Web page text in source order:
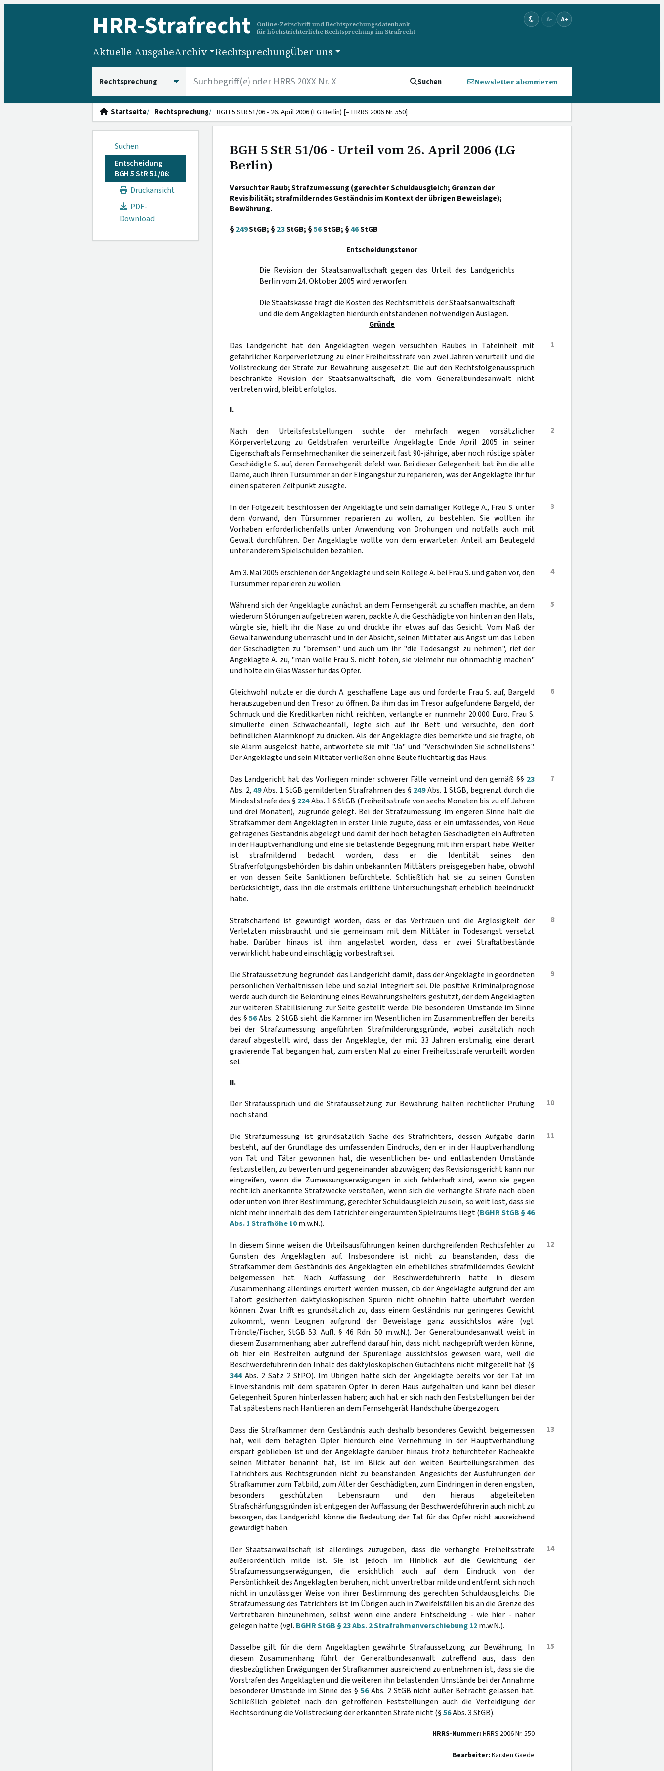
HRR-Strafrecht
Online-Zeitschrift und Rechtsprechungsdatenbank
für höchstrichterliche Rechtsprechung im Strafrecht
A- A+
Aktuelle AusgabeArchiv RechtsprechungÜber uns
Suchen Newsletter abonnieren
Startseite Rechtsprechung BGH 5 StR 51/06 - 26. April 2006 (LG Berlin) [= HRRS 2006 Nr. 550]
Suchen
Entscheidung
BGH 5 StR 51/06:
Druckansicht
PDF-
Download
BGH 5 StR 51/06 - Urteil vom 26. April 2006 (LG
Berlin)
Versuchter Raub; Strafzumessung (gerechter Schuldausgleich; Grenzen der
Revisibilität; strafmilderndes Geständnis im Kontext der übrigen Beweislage);
Bewährung.
§249StGB; §23StGB; §56StGB; §46StGB
Entscheidungstenor
Die Revision der Staatsanwaltschaft gegen das Urteil des Landgerichts
Berlin vom 24. Oktober 2005 wird verworfen.
Die Staatskasse trägt die Kosten des Rechtsmittels der Staatsanwaltschaft
und die dem Angeklagten hierdurch entstandenen notwendigen Auslagen.
Gründe
1
Das Landgericht hat den Angeklagten wegen versuchten Raubes in Tateinheit mit
gefährlicher Körperverletzung zu einer Freiheitsstrafe von zwei Jahren verurteilt und die
Vollstreckung der Strafe zur Bewährung ausgesetzt. Die auf den Rechtsfolgenausspruch
beschränkte Revision der Staatsanwaltschaft, die vom Generalbundesanwalt nicht
vertreten wird, bleibt erfolglos.
I.
2
Nach den Urteilsfeststellungen suchte der mehrfach wegen vorsätzlicher
Körperverletzung zu Geldstrafen verurteilte Angeklagte Ende April 2005 in seiner
Eigenschaft als Fernsehmechaniker die seinerzeit fast 90-jährige, aber noch rüstige später
Geschädigte S. auf, deren Fernsehgerät defekt war. Bei dieser Gelegenheit bat ihn die alte
Dame, auch ihren Türsummer an der Eingangstür zu reparieren, was der Angeklagte ihr für
einen späteren Zeitpunkt zusagte.
3
In der Folgezeit beschlossen der Angeklagte und sein damaliger Kollege A., Frau S. unter
dem Vorwand, den Türsummer reparieren zu wollen, zu bestehlen. Sie wollten ihr
Vorhaben erforderlichenfalls unter Anwendung von Drohungen und notfalls auch mit
Gewalt durchführen. Der Angeklagte wollte von dem erwarteten Anteil am Beutegeld
unter anderem Spielschulden bezahlen.
4
Am 3. Mai 2005 erschienen der Angeklagte und sein Kollege A. bei Frau S. und gaben vor, den
Türsummer reparieren zu wollen.
5
Während sich der Angeklagte zunächst an dem Fernsehgerät zu schaffen machte, an dem
wiederum Störungen aufgetreten waren, packte A. die Geschädigte von hinten an den Hals,
würgte sie, hielt ihr die Nase zu und drückte ihr etwas auf das Gesicht. Vom Maß der
Gewaltanwendung überrascht und in der Absicht, seinen Mittäter aus Angst um das Leben
der Geschädigten zu "bremsen" und auch um ihr "die Todesangst zu nehmen", rief der
Angeklagte A. zu, "man wolle Frau S. nicht töten, sie vielmehr nur ohnmächtig machen"
und holte ein Glas Wasser für das Opfer.
6
Gleichwohl nutzte er die durch A. geschaffene Lage aus und forderte Frau S. auf, Bargeld
herauszugeben und den Tresor zu öffnen. Da ihm das im Tresor aufgefundene Bargeld, der
Schmuck und die Kreditkarten nicht reichten, verlangte er nunmehr 20.000 Euro. Frau S.
simulierte einen Schwächeanfall, legte sich auf ihr Bett und versuchte, den dort
befindlichen Alarmknopf zu drücken. Als der Angeklagte dies bemerkte und sie fragte, ob
sie Alarm ausgelöst hätte, antwortete sie mit "Ja" und "Verschwinden Sie schnellstens".
Der Angeklagte und sein Mittäter verließen ohne Beute fluchtartig das Haus.
7
Das Landgericht hat das Vorliegen minder schwerer Fälle verneint und den gemäß §§ 23
Abs. 2, 49Abs. 1 StGB gemilderten Strafrahmen des § 249Abs. 1 StGB, begrenzt durch die
Mindeststrafe des § 224Abs. 1 6 StGB (Freiheitsstrafe von sechs Monaten bis zu elf Jahren
und drei Monaten), zugrunde gelegt. Bei der Strafzumessung im engeren Sinne hält die
Strafkammer dem Angeklagten in erster Linie zugute, dass er ein umfassendes, von Reue
getragenes Geständnis abgelegt und damit der hoch betagten Geschädigten ein Auftreten
in der Hauptverhandlung und eine sie belastende Begegnung mit ihm erspart habe. Weiter
ist strafmildernd bedacht worden, dass er die Identität seines den
Strafverfolgungsbehörden bis dahin unbekannten Mittäters preisgegeben habe, obwohl
er von dessen Seite Sanktionen befürchtete. Schließlich hat sie zu seinen Gunsten
berücksichtigt, dass ihn die erstmals erlittene Untersuchungshaft erheblich beeindruckt
habe.
8
Strafschärfend ist gewürdigt worden, dass er das Vertrauen und die Arglosigkeit der
Verletzten missbraucht und sie gemeinsam mit dem Mittäter in Todesangst versetzt
habe. Darüber hinaus ist ihm angelastet worden, dass er zwei Straftatbestände
verwirklicht habe und einschlägig vorbestraft sei.
9
Die Strafaussetzung begründet das Landgericht damit, dass der Angeklagte in geordneten
persönlichen Verhältnissen lebe und sozial integriert sei. Die positive Kriminalprognose
werde auch durch die Beiordnung eines Bewährungshelfers gestützt, der dem Angeklagten
zur weiteren Stabilisierung zur Seite gestellt werde. Die besonderen Umstände im Sinne
des §56Abs. 2 StGB sieht die Kammer im Wesentlichen im Zusammentreffen der bereits
bei der Strafzumessung angeführten Strafmilderungsgründe, wobei zusätzlich noch
darauf abgestellt wird, dass der Angeklagte, der mit 33 Jahren erstmalig eine derart
gravierende Tat begangen hat, zum ersten Mal zu einer Freiheitsstrafe verurteilt worden
sei.
II.
10
Der Strafausspruch und die Strafaussetzung zur Bewährung halten rechtlicher Prüfung
noch stand.
11
Die Strafzumessung ist grundsätzlich Sache des Strafrichters, dessen Aufgabe darin
besteht, auf der Grundlage des umfassenden Eindrucks, den er in der Hauptverhandlung
von Tat und Täter gewonnen hat, die wesentlichen be- und entlastenden Umstände
festzustellen, zu bewerten und gegeneinander abzuwägen; das Revisionsgericht kann nur
eingreifen, wenn die Zumessungserwägungen in sich fehlerhaft sind, wenn sie gegen
rechtlich anerkannte Strafzwecke verstoßen, wenn sich die verhängte Strafe nach oben
oder unten von ihrer Bestimmung, gerechter Schuldausgleich zu sein, so weit löst, dass sie
nicht mehr innerhalb des dem Tatrichter eingeräumten Spielraums liegt (BGHR StGB § 46
Abs. 1 Strafhöhe 10m.w.N.).
12
In diesem Sinne weisen die Urteilsausführungen keinen durchgreifenden Rechtsfehler zu
Gunsten des Angeklagten auf. Insbesondere ist nicht zu beanstanden, dass die
Strafkammer dem Geständnis des Angeklagten ein erhebliches strafmilderndes Gewicht
beigemessen hat. Nach Auffassung der Beschwerdeführerin hätte in diesem
Zusammenhang allerdings erörtert werden müssen, ob der Angeklagte aufgrund der am
Tatort gesicherten daktyloskopischen Spuren nicht ohnehin hätte überführt werden
können. Zwar trifft es grundsätzlich zu, dass einem Geständnis nur geringeres Gewicht
zukommt, wenn Leugnen aufgrund der Beweislage ganz aussichtslos wäre (vgl.
Tröndle/Fischer, StGB 53. Aufl. § 46 Rdn. 50 m.w.N.). Der Generalbundesanwalt weist in
diesem Zusammenhang aber zutreffend darauf hin, dass nicht nachgeprüft werden könne,
ob hier ein Bestreiten aufgrund der Spurenlage aussichtslos gewesen wäre, weil die
Beschwerdeführerin den Inhalt des daktyloskopischen Gutachtens nicht mitgeteilt hat (§
344Abs. 2 Satz 2 StPO). Im Übrigen hatte sich der Angeklagte bereits vor der Tat im
Einverständnis mit dem späteren Opfer in deren Haus aufgehalten und kann bei dieser
Gelegenheit Spuren hinterlassen haben; auch hat er sich nach den Feststellungen bei der
Tat spätestens nach Hantieren an dem Fernsehgerät Handschuhe übergezogen.
13
Dass die Strafkammer dem Geständnis auch deshalb besonderes Gewicht beigemessen
hat, weil dem betagten Opfer hierdurch eine Vernehmung in der Hauptverhandlung
erspart geblieben ist und der Angeklagte darüber hinaus trotz befürchteter Racheakte
seinen Mittäter benannt hat, ist im Blick auf den weiten Beurteilungsrahmen des
Tatrichters aus Rechtsgründen nicht zu beanstanden. Angesichts der Ausführungen der
Strafkammer zum Tatbild, zum Alter der Geschädigten, zum Eindringen in deren engsten,
besonders geschützten Lebensraum und den hieraus abgeleiteten
Strafschärfungsgründen ist entgegen der Auffassung der Beschwerdeführerin auch nicht zu
besorgen, das Landgericht könne die Bedeutung der Tat für das Opfer nicht ausreichend
gewürdigt haben.
14
Der Staatsanwaltschaft ist allerdings zuzugeben, dass die verhängte Freiheitsstrafe
außerordentlich milde ist. Sie ist jedoch im Hinblick auf die Gewichtung der
Strafzumessungserwägungen, die ersichtlich auch auf dem Eindruck von der
Persönlichkeit des Angeklagten beruhen, nicht unvertretbar milde und entfernt sich noch
nicht in unzulässiger Weise von ihrer Bestimmung des gerechten Schuldausgleichs. Die
Strafzumessung des Tatrichters ist im Übrigen auch in Zweifelsfällen bis an die Grenze des
Vertretbaren hinzunehmen, selbst wenn eine andere Entscheidung - wie hier - näher
gelegen hätte (vgl. BGHR StGB § 23 Abs. 2 Strafrahmenverschiebung 12m.w.N.).
15
Dasselbe gilt für die dem Angeklagten gewährte Strafaussetzung zur Bewährung. In
diesem Zusammenhang führt der Generalbundesanwalt zutreffend aus, dass den
diesbezüglichen Erwägungen der Strafkammer ausreichend zu entnehmen ist, dass sie die
Vorstrafen des Angeklagten und die weiteren ihn belastenden Umstände bei der Annahme
besonderer Umstände im Sinne des § 56Abs. 2 StGB nicht außer Betracht gelassen hat.
Schließlich gebietet nach den getroffenen Feststellungen auch die Verteidigung der
Rechtsordnung die Vollstreckung der erkannten Strafe nicht (§56Abs. 3 StGB).
HRRS-Nummer: HRRS 2006 Nr. 550
Bearbeiter: Karsten Gaede